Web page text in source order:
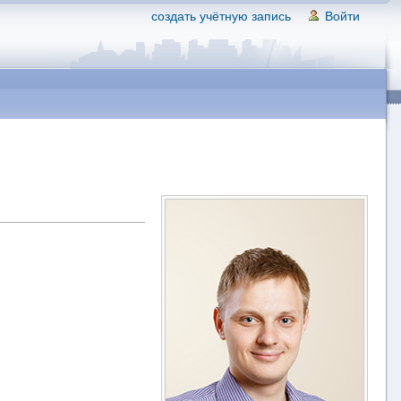
создать учётную запись Войти